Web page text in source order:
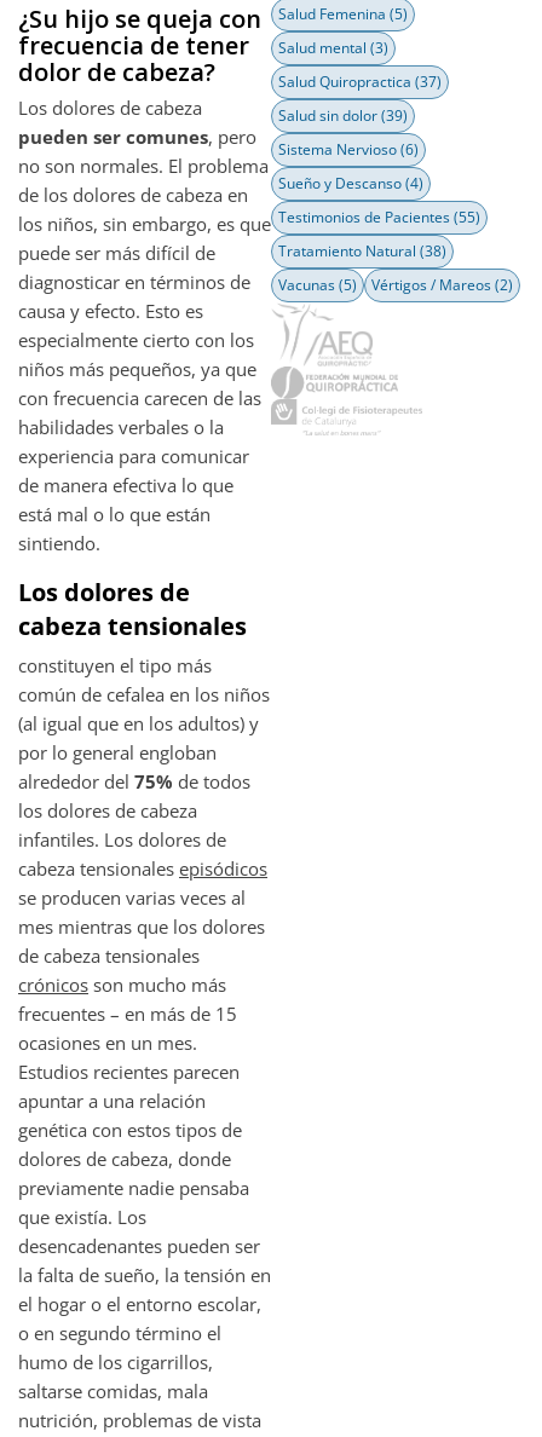
¿Su hijo se queja con
frecuencia de tener
dolor de cabeza?
Los dolores de cabeza
pueden ser comunes, pero
no son normales. El problema
de los dolores de cabeza en
los niños, sin embargo, es que
puede ser más difícil de
diagnosticar en términos de
causa y efecto. Esto es
especialmente cierto con los
niños más pequeños, ya que
con frecuencia carecen de las
habilidades verbales o la
experiencia para comunicar
de manera efectiva lo que
está mal o lo que están
sintiendo.
Los dolores de
cabeza tensionales
constituyen el tipo más
común de cefalea en los niños
(al igual que en los adultos) y
por lo general engloban
alrededor del 75% de todos
los dolores de cabeza
infantiles. Los dolores de
cabeza tensionales episódicos
se producen varias veces al
mes mientras que los dolores
de cabeza tensionales
crónicos son mucho más
frecuentes – en más de 15
ocasiones en un mes.
Estudios recientes parecen
apuntar a una relación
genética con estos tipos de
dolores de cabeza, donde
previamente nadie pensaba
que existía. Los
desencadenantes pueden ser
la falta de sueño, la tensión en
el hogar o el entorno escolar,
o en segundo término el
humo de los cigarrillos,
saltarse comidas, mala
nutrición, problemas de vista
Salud Femenina (5)
Salud mental (3)
Salud Quiropractica (37)
Salud sin dolor(39)
Sistema Nervioso(6)
Sueño y Descanso(4)
Testimonios de Pacientes(55)
Tratamiento Natural (38)
Vacunas(5) Vértigos / Mareos(2)